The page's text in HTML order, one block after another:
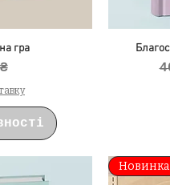
гра